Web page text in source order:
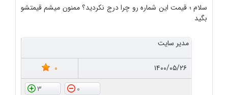
سلام ؛ قیمت این شماره رو چرا درج نکردید؟ ممنون میشم قیمتشو
بگید
مدیر سایت
۱۴۰۰/۰۵/۲۶
0
0
3